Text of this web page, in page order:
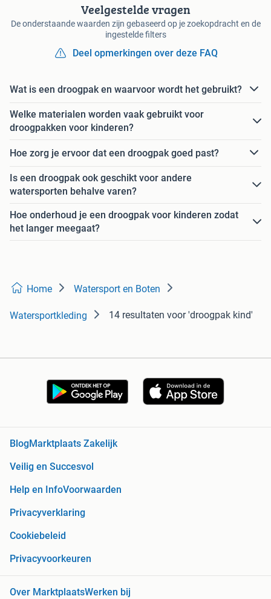
Veelgestelde vragen
De onderstaande waarden zijn gebaseerd op je zoekopdracht en de
ingestelde filters
Deel opmerkingen over deze FAQ
Wat is een droogpak en waarvoor wordt het gebruikt?
Welke materialen worden vaak gebruikt voor
droogpakken voor kinderen?
Hoe zorg je ervoor dat een droogpak goed past?
Is een droogpak ook geschikt voor andere
watersporten behalve varen?
Hoe onderhoud je een droogpak voor kinderen zodat
het langer meegaat?
Home Watersport en Boten
Watersportkleding 14 resultaten voor 'droogpak kind'
BlogMarktplaats Zakelijk
Veilig en Succesvol
Help en InfoVoorwaarden
Privacyverklaring
Cookiebeleid
Privacyvoorkeuren
Over MarktplaatsWerken bij